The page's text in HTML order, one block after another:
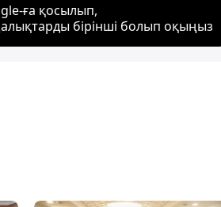
ға қосылып,
бірінші болып оқыңыз